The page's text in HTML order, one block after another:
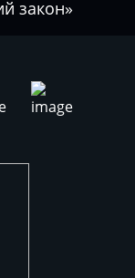
закон»